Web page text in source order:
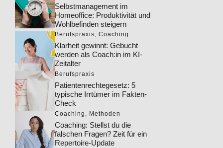
Selbstmanagement im
Homeoffice: Produktivität und
Wohlbefinden steigern
Berufspraxis, Coaching
Klarheit gewinnt: Gebucht
werden als Coach:in im KI-
Zeitalter
Berufspraxis
Patientenrechtegesetz: 5
typische Irrtümer im Fakten-
Check
Coaching , Methoden
Coaching: Stellst du die
falschen Fragen? Zeit für ein
Repertoire-Update